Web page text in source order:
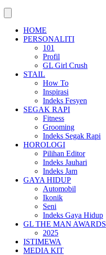
HOME
PERSONALITI
101
Profil
GL Girl Crush
STAIL
How To
Inspirasi
Indeks Fesyen
SEGAK RAPI
Fitness
Grooming
Indeks Segak Rapi
HOROLOGI
Pilihan Editor
Indeks Jauhari
Indeks Jam
GAYA HIDUP
Automobil
Ikonik
Seni
Indeks Gaya Hidup
GL THE MAN AWARDS
2025
ISTIMEWA
MEDIA KIT